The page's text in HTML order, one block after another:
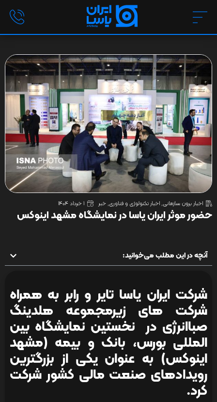
اخبار برون سازمانی,اخبار تکنولوژی و فناوری,خبر 1 خرداد 1404
حضور موثر ایران یاسا در نمایشگاه مشهد اینوکس
آنچه در این مطلب می‌خوانید:
شرکت ایران یاسا تایر و رابر به همراه
شرکت های زیرمجموعه هلدینگ
صباانرژی در نخستین نمایشگاه بین
المللی بورس، بانک و بیمه (مشهد
اینوکس) به عنوان یکی از بزرگترین
رویدادهای صنعت مالی کشور شرکت
کرد.